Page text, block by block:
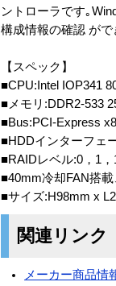
ントローラです｡
構成情報の確認 が
【スペック】
■CPU:Intel IOP341
■メモリ:DDR2-533
■Bus:PCI-Express x8
■HDDインターフェ
■RAIDレベル:0，1
■40mm冷却FAN搭
■サイズ:H98mm x
関連リンク
メーカー商品情